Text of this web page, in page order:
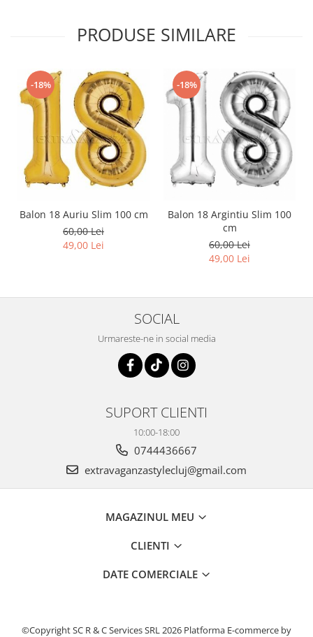
PRODUSE SIMILARE
-18%
Balon 18 Auriu Slim 100 cm
60,00 Lei
49,00 Lei
-18%
Balon 18 Argintiu Slim 100
cm
60,00 Lei
49,00 Lei
SOCIAL
Urmareste-ne in social media
SUPORT CLIENTI
10:00-18:00
0744436667
extravaganzastylecluj@gmail.com
MAGAZINUL MEU
CLIENTI
DATE COMERCIALE
©Copyright SC R & C Services SRL 2026 Platforma E-commerce by